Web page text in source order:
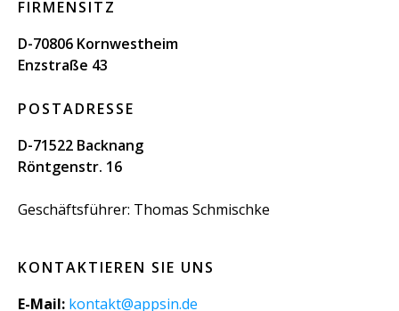
FIRMENSITZ
D-70806 Kornwestheim
Enzstraße 43
POSTADRESSE
D-71522 Backnang
Röntgenstr. 16
Geschäftsführer: Thomas Schmischke
KONTAKTIEREN SIE UNS
E-Mail: kontakt@appsin.de